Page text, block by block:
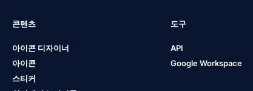
콘텐츠
아이콘 디자이너
아이콘
스티커
도구
API
Google Workspace